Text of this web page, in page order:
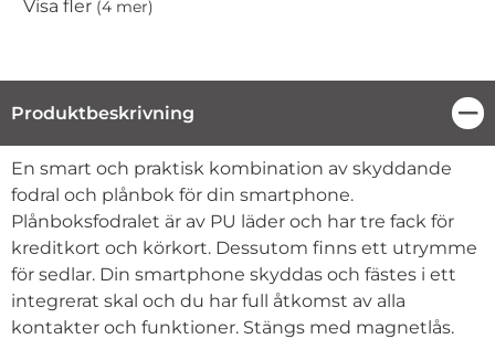
Visa fler (4 mer)
Produktbeskrivning
Produktbeskrivning
En smart och praktisk kombination av skyddande
fodral och plånbok för din smartphone.
Plånboksfodralet är av PU läder och har tre fack för
kreditkort och körkort. Dessutom finns ett utrymme
för sedlar. Din smartphone skyddas och fästes i ett
integrerat skal och du har full åtkomst av alla
kontakter och funktioner. Stängs med magnetlås.